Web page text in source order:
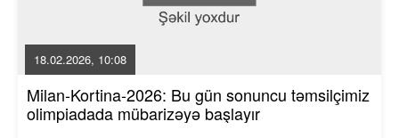
18.02.2026, 10:08
Milan-Kortina-2026: Bu gün sonuncu təmsilçimiz
olimpiadada mübarizəyə başlayır